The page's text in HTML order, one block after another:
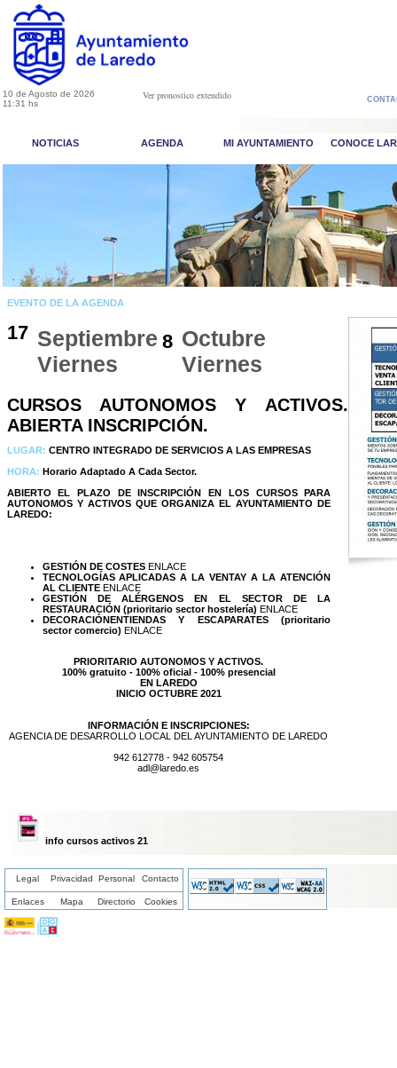
10 de Agosto de 2026
11:31 hs
Ver pronostico extendido
NOTICIAS AGENDA MI AYUNTAMIENTO CONOCE
EVENTO DE LA AGENDA
17 Septiembre
Viernes
8 Octubre
Viernes
CURSOS AUTONOMOS Y ACTIVOS.
ABIERTA INSCRIPCIÓN.
LUGAR: CENTRO INTEGRADO DE SERVICIOS A LAS EMPRESAS
HORA: Horario Adaptado A Cada Sector.
ABIERTO EL PLAZO DE INSCRIPCIÓN EN LOS CURSOS PARA
AUTONOMOS Y ACTIVOS QUE ORGANIZA EL AYUNTAMIENTO DE
LAREDO:
GESTIÓN DE COSTES ENLACE
TECNOLOGÍAS APLICADAS A LA VENTAY A LA ATENCIÓN
AL CLIENTE ENLACE
GESTIÓN DE ALÉRGENOS EN EL SECTOR DE LA
RESTAURACIÓN (prioritario sector hostelería) ENLACE
DECORACIÓNENTIENDAS Y ESCAPARATES (prioritario
sector comercio) ENLACE
PRIORITARIO AUTONOMOS Y ACTIVOS.
100% gratuito - 100% oficial - 100% presencial
EN LAREDO
INICIO OCTUBRE 2021
INFORMACIÓN E INSCRIPCIONES:
AGENCIA DE DESARROLLO LOCAL DEL AYUNTAMIENTO DE LAREDO
942 612778 - 942 605754
adl@laredo.es
info cursos activos 21
Legal Privacidad Personal Contacto
Enlaces Mapa Directorio Cookies